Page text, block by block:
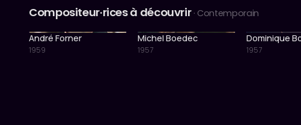
Compositeur·rices à découvrir · Contemporain
André Forner
1959
Michel Boedec
1957
Dominique
1957